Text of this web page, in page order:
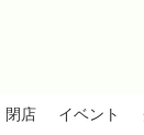
閉店 イベント